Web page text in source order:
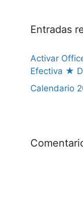
Entradas
Activar
Efectiva ★
Calendario